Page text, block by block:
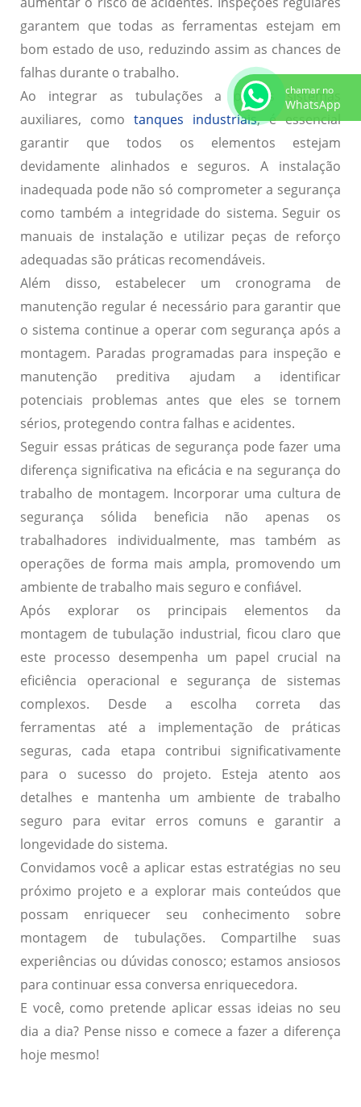
garantem que todas as ferramentas estejam em
bom estado de uso, reduzindo assim as chances de
falhas durante o trabalho.
Ao integrar as tubulações a outros sistemas
auxiliares, como tanques industriais,é essencial
garantir que todos os elementos estejam
devidamente alinhados e seguros. A instalação
inadequada pode não só comprometer a segurança
como também a integridade do sistema. Seguir os
manuais de instalação e utilizar peças de reforço
adequadas são práticas recomendáveis.
Além disso, estabelecer um cronograma de
manutenção regular é necessário para garantir que
o sistema continue a operar com segurança após a
montagem. Paradas programadas para inspeção e
manutenção preditiva ajudam a identificar
potenciais problemas antes que eles se tornem
sérios, protegendo contra falhas e acidentes.
Seguir essas práticas de segurança pode fazer uma
diferença significativa na eficácia e na segurança do
trabalho de montagem. Incorporar uma cultura de
segurança sólida beneficia não apenas os
trabalhadores individualmente, mas também as
operações de forma mais ampla, promovendo um
ambiente de trabalho mais seguro e confiável.
Após explorar os principais elementos da
montagem de tubulação industrial, ficou claro que
este processo desempenha um papel crucial na
eficiência operacional e segurança de sistemas
complexos. Desde a escolha correta das
ferramentas até a implementação de práticas
seguras, cada etapa contribui significativamente
para o sucesso do projeto. Esteja atento aos
detalhes e mantenha um ambiente de trabalho
seguro para evitar erros comuns e garantir a
longevidade do sistema.
Convidamos você a aplicar estas estratégias no seu
próximo projeto e a explorar mais conteúdos que
possam enriquecer seu conhecimento sobre
montagem de tubulações. Compartilhe suas
experiências ou dúvidas conosco; estamos ansiosos
para continuar essa conversa enriquecedora.
E você, como pretende aplicar essas ideias no seu
dia a dia? Pense nisso e comece a fazer a diferença
hoje mesmo!
chamar no
WhatsApp